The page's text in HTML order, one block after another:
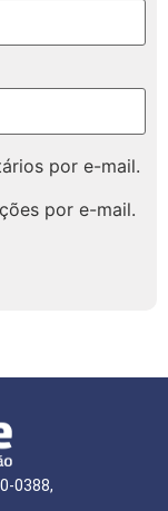
por e-mail.
por e-mail.
0388,